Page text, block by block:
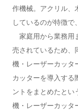
作機械。アクリル、
しているのが特徴で
家庭用から業務用
売されているため
機・レーザーカッ
カッターを導入する
ントをまとめたとい
機・レーザーカッタ